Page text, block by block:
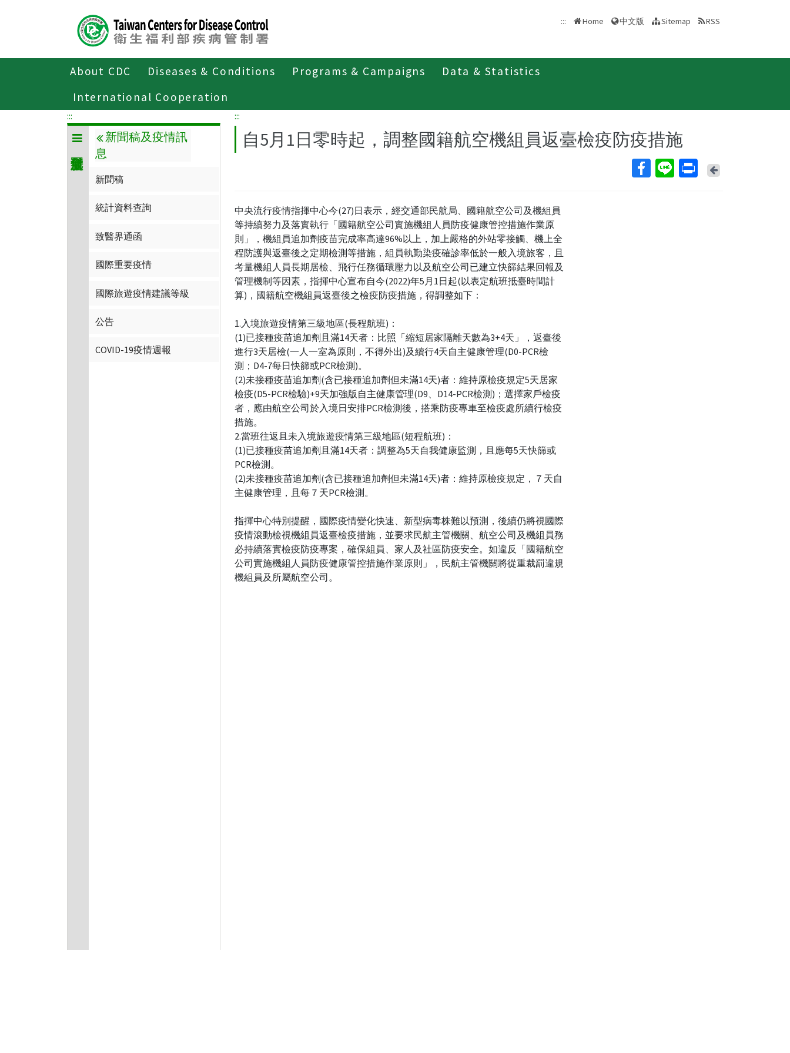
::: Home 中文版 Sitemap RSS
About CDC Diseases & Conditions Programs & Campaigns
Data & Statistics
International Cooperation
傳染病與防疫專題
:::
新聞稿及疫情訊
息
新聞稿
統計資料查詢
致醫界通函
國際重要疫情
國際旅遊疫情建議等級
公告
COVID-19疫情週報
:::
自5月1日零時起，調整國籍航空機組員返臺檢疫防疫措施
Back
中央流行疫情指揮中心今(27)日表示，經交通部民航局、國籍航空公司及機組員
等持續努力及落實執行「國籍航空公司實施機組人員防疫健康管控措施作業原
則」，機組員追加劑疫苗完成率高達96%以上，加上嚴格的外站零接觸、機上全
程防護與返臺後之定期檢測等措施，組員執勤染疫確診率低於一般入境旅客，且
考量機組人員長期居檢、飛行任務循環壓力以及航空公司已建立快篩結果回報及
管理機制等因素，指揮中心宣布自今(2022)年5月1日起(以表定航班抵臺時間計
算)，國籍航空機組員返臺後之檢疫防疫措施，得調整如下：
1.入境旅遊疫情第三級地區(長程航班)：
(1)已接種疫苗追加劑且滿14天者：比照「縮短居家隔離天數為3+4天」，返臺後
進行3天居檢(一人一室為原則，不得外出)及續行4天自主健康管理(D0-PCR檢
測；D4-7每日快篩或PCR檢測)。
(2)未接種疫苗追加劑(含已接種追加劑但未滿14天)者：維持原檢疫規定5天居家
檢疫(D5-PCR檢驗)+9天加強版自主健康管理(D9、D14-PCR檢測)；選擇家戶檢疫
者，應由航空公司於入境日安排PCR檢測後，搭乘防疫專車至檢疫處所續行檢疫
措施。
2.當班往返且未入境旅遊疫情第三級地區(短程航班)：
(1)已接種疫苗追加劑且滿14天者：調整為5天自我健康監測，且應每5天快篩或
PCR檢測。
(2)未接種疫苗追加劑(含已接種追加劑但未滿14天)者：維持原檢疫規定，７天自
主健康管理，且每７天PCR檢測。
指揮中心特別提醒，國際疫情變化快速、新型病毒株難以預測，後續仍將視國際
疫情滾動檢視機組員返臺檢疫措施，並要求民航主管機關、航空公司及機組員務
必持續落實檢疫防疫專案，確保組員、家人及社區防疫安全。如違反「國籍航空
公司實施機組人員防疫健康管控措施作業原則」，民航主管機關將從重裁罰違規
機組員及所屬航空公司。